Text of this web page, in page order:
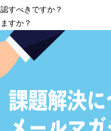
すべきですか？
すか？